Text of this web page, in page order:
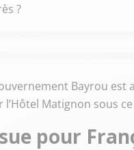
?
Bayrou est
Matignon sous
pour